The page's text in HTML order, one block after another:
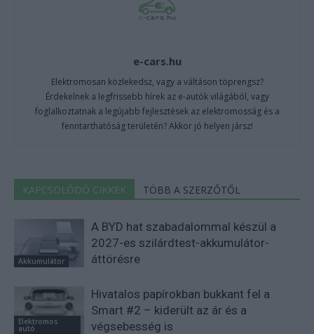
e-cars.hu
Elektromosan közlekedsz, vagy a váltáson töprengsz?
Érdekelnek a legfrissebb hírek az e-autók világából, vagy
foglalkoztatnak a legújabb fejlesztések az elektromosság és a
fenntarthatóság területén? Akkor jó helyen jársz!
KAPCSOLÓDÓ CIKKEK TÖBB A SZERZŐTŐL
Akkumulátor
A BYD hat szabadalommal készül a
2027-es szilárdtest-akkumulátor-
áttörésre
Elektromos
autó
Hivatalos papírokban bukkant fel a
Smart #2 – kiderült az ár és a
végsebesség is